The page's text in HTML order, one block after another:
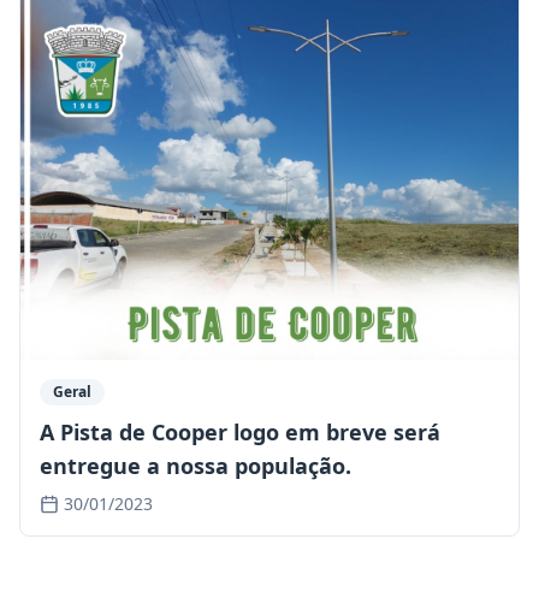
Geral
A Pista de Cooper logo em breve será
entregue a nossa população.
30/01/2023